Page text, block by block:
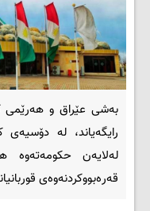
بەشی عێراق و هەرێمی
رایگەیاند، لە دۆسیەى
لەلايەن حكومەتەوە
قەرەبووكردنەوەی